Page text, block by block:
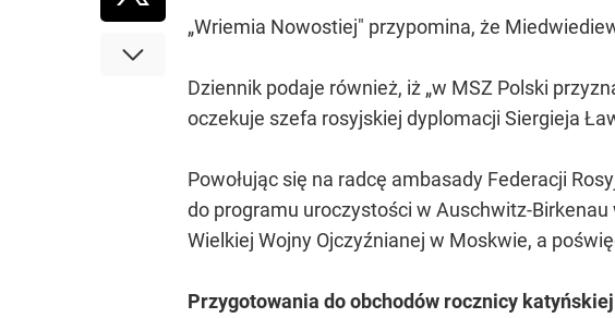
„Wriemia Nowostiej" przypomina, że
Dziennik podaje również, iż „w MSZ Polski
oczekuje szefa rosyjskiej dyplomacji Siergieja
Powołując się na radcę ambasady Federacji
do programu uroczystości w Auschwitz-
Wielkiej Wojny Ojczyźnianej w Moskwie, a
Przygotowania do obchodów rocznicy katyńskiej